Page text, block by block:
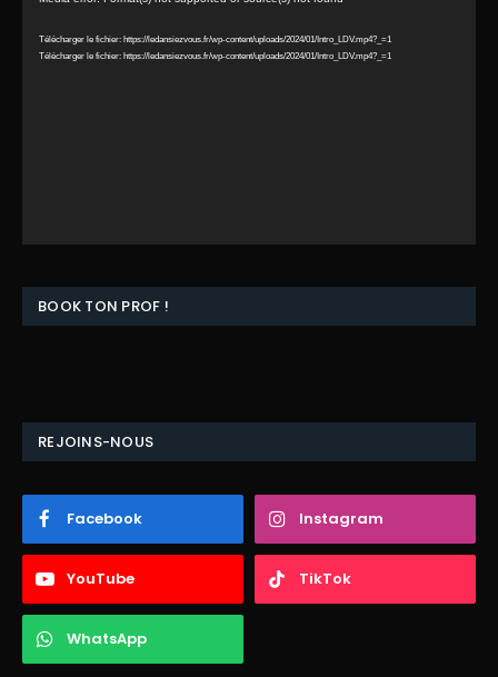
Télécharger le fichier: https://ledansiezvous.fr/wp-content/uploads/2024/01/Intro_LDV.mp4?_=1
Télécharger le fichier: https://ledansiezvous.fr/wp-content/uploads/2024/01/Intro_LDV.mp4?_=1
BOOK TON PROF !
REJOINS-NOUS
Facebook Instagram
YouTube TikTok
WhatsApp